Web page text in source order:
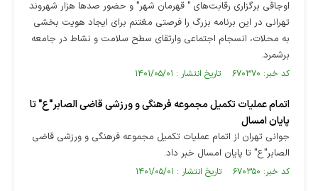
اوجاقی برگزاری رقابت‌های " قهرمان شهر" و حضور صدها هزار شهروند
تهرانی در این برنامه بزرگ را فرصتی مغتنم برای ایجاد هویت بخشی
به محلات، انسجام اجتماعی وارتقای سطح سلامت و نشاط در جامعه
برشمرد.
کد خبر: ۶۷۰۳۷۰ تاریخ انتشار : ۱۴۰۱/۰۵/۰۱
اتمام عملیات تکمیل مجموعه فرهنگی و ورزشی قاضی الصابر"ع" تا
پایان امسال
جوانی تهران از اتمام عملیات تکمیل مجموعه فرهنگی و ورزشی قاضی
الصابر"ع" تا پایان امسال خبر داد.
کد خبر: ۶۷۰۳۵۰ تاریخ انتشار : ۱۴۰۱/۰۵/۰۱